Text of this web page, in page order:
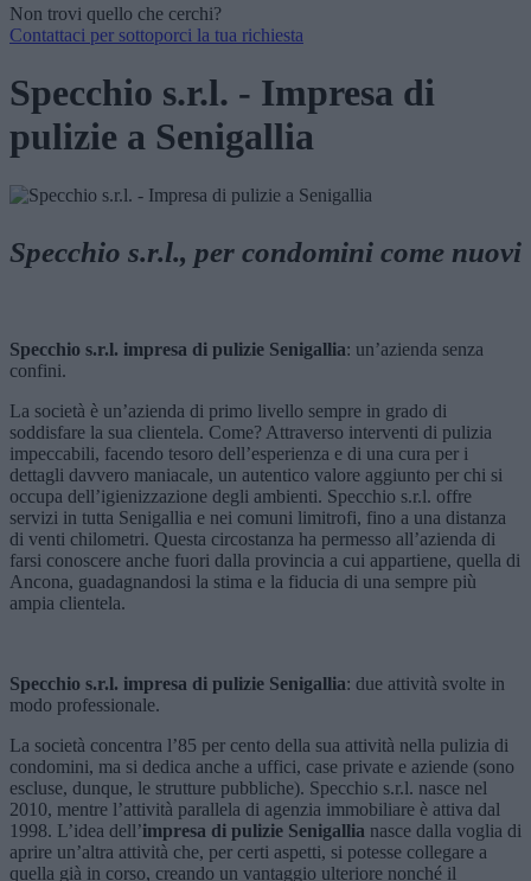
Non trovi quello che cerchi?
Contattaci per sottoporci la tua richiesta
Specchio s.r.l. - Impresa di
pulizie a Senigallia
Specchio s.r.l., per condomini come nuovi
Specchio s.r.l. impresa di pulizie Senigallia: un’azienda senza
confini.
La società è un’azienda di primo livello sempre in grado di
soddisfare la sua clientela. Come? Attraverso interventi di pulizia
impeccabili, facendo tesoro dell’esperienza e di una cura per i
dettagli davvero maniacale, un autentico valore aggiunto per chi si
occupa dell’igienizzazione degli ambienti. Specchio s.r.l. offre
servizi in tutta Senigallia e nei comuni limitrofi, fino a una distanza
di venti chilometri. Questa circostanza ha permesso all’azienda di
farsi conoscere anche fuori dalla provincia a cui appartiene, quella di
Ancona, guadagnandosi la stima e la fiducia di una sempre più
ampia clientela.
Specchio s.r.l. impresa di pulizie Senigallia: due attività svolte in
modo professionale.
La società concentra l’85 per cento della sua attività nella pulizia di
condomini, ma si dedica anche a uffici, case private e aziende (sono
escluse, dunque, le strutture pubbliche). Specchio s.r.l. nasce nel
2010, mentre l’attività parallela di agenzia immobiliare è attiva dal
1998. L’idea dell’impresa di pulizie Senigallia nasce dalla voglia di
aprire un’altra attività che, per certi aspetti, si potesse collegare a
quella già in corso, creando un vantaggio ulteriore nonché il